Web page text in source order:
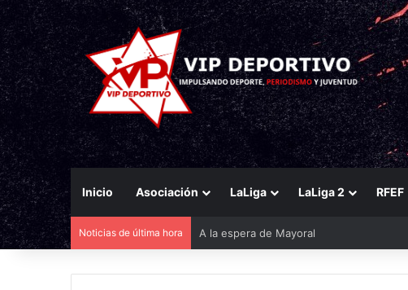
Inicio Asociación LaLiga LaLiga 2 RFEF
Noticias de última hora A la espera de Mayoral